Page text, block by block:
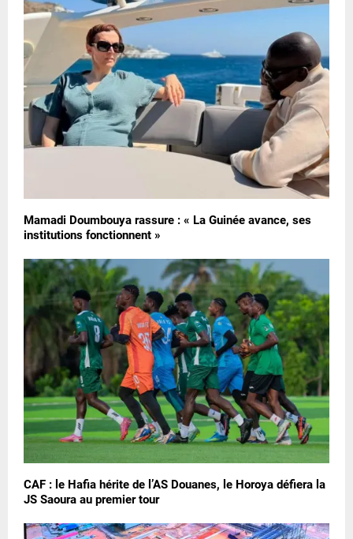
Mamadi Doumbouya rassure : « La Guinée avance, ses
institutions fonctionnent »
CAF : le Hafia hérite de l’AS Douanes, le Horoya défiera la
JS Saoura au premier tour